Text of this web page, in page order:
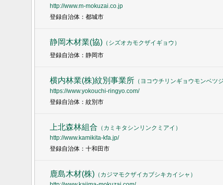
http://www.m-mokuzai.co.jp
登録自治体：都城市
静岡木材業(協)（ シズオカモクザイギョウ ）
登録自治体：静岡市
横内林業(株)紋別事業所（ ヨコウチリンギョウモンベツ
https://www.yokouchi-ringyo.com/
登録自治体：紋別市
上北森林組合 （ カミキタシンリンクミアイ ）
http://www.kamikita-kfa.jp/
登録自治体：十和田市
鹿島木材(株)（ カジマモクザイカブシキカイシャ ）